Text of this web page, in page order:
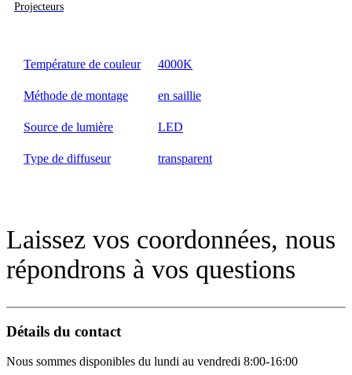
Projecteurs
Température de couleur 4000K
Méthode de montage en saillie
Source de lumière LED
Type de diffuseur transparent
Laissez vos coordonnées, nous
répondrons à vos questions
Détails du contact
Nous sommes disponibles du lundi au vendredi 8:00-16:00